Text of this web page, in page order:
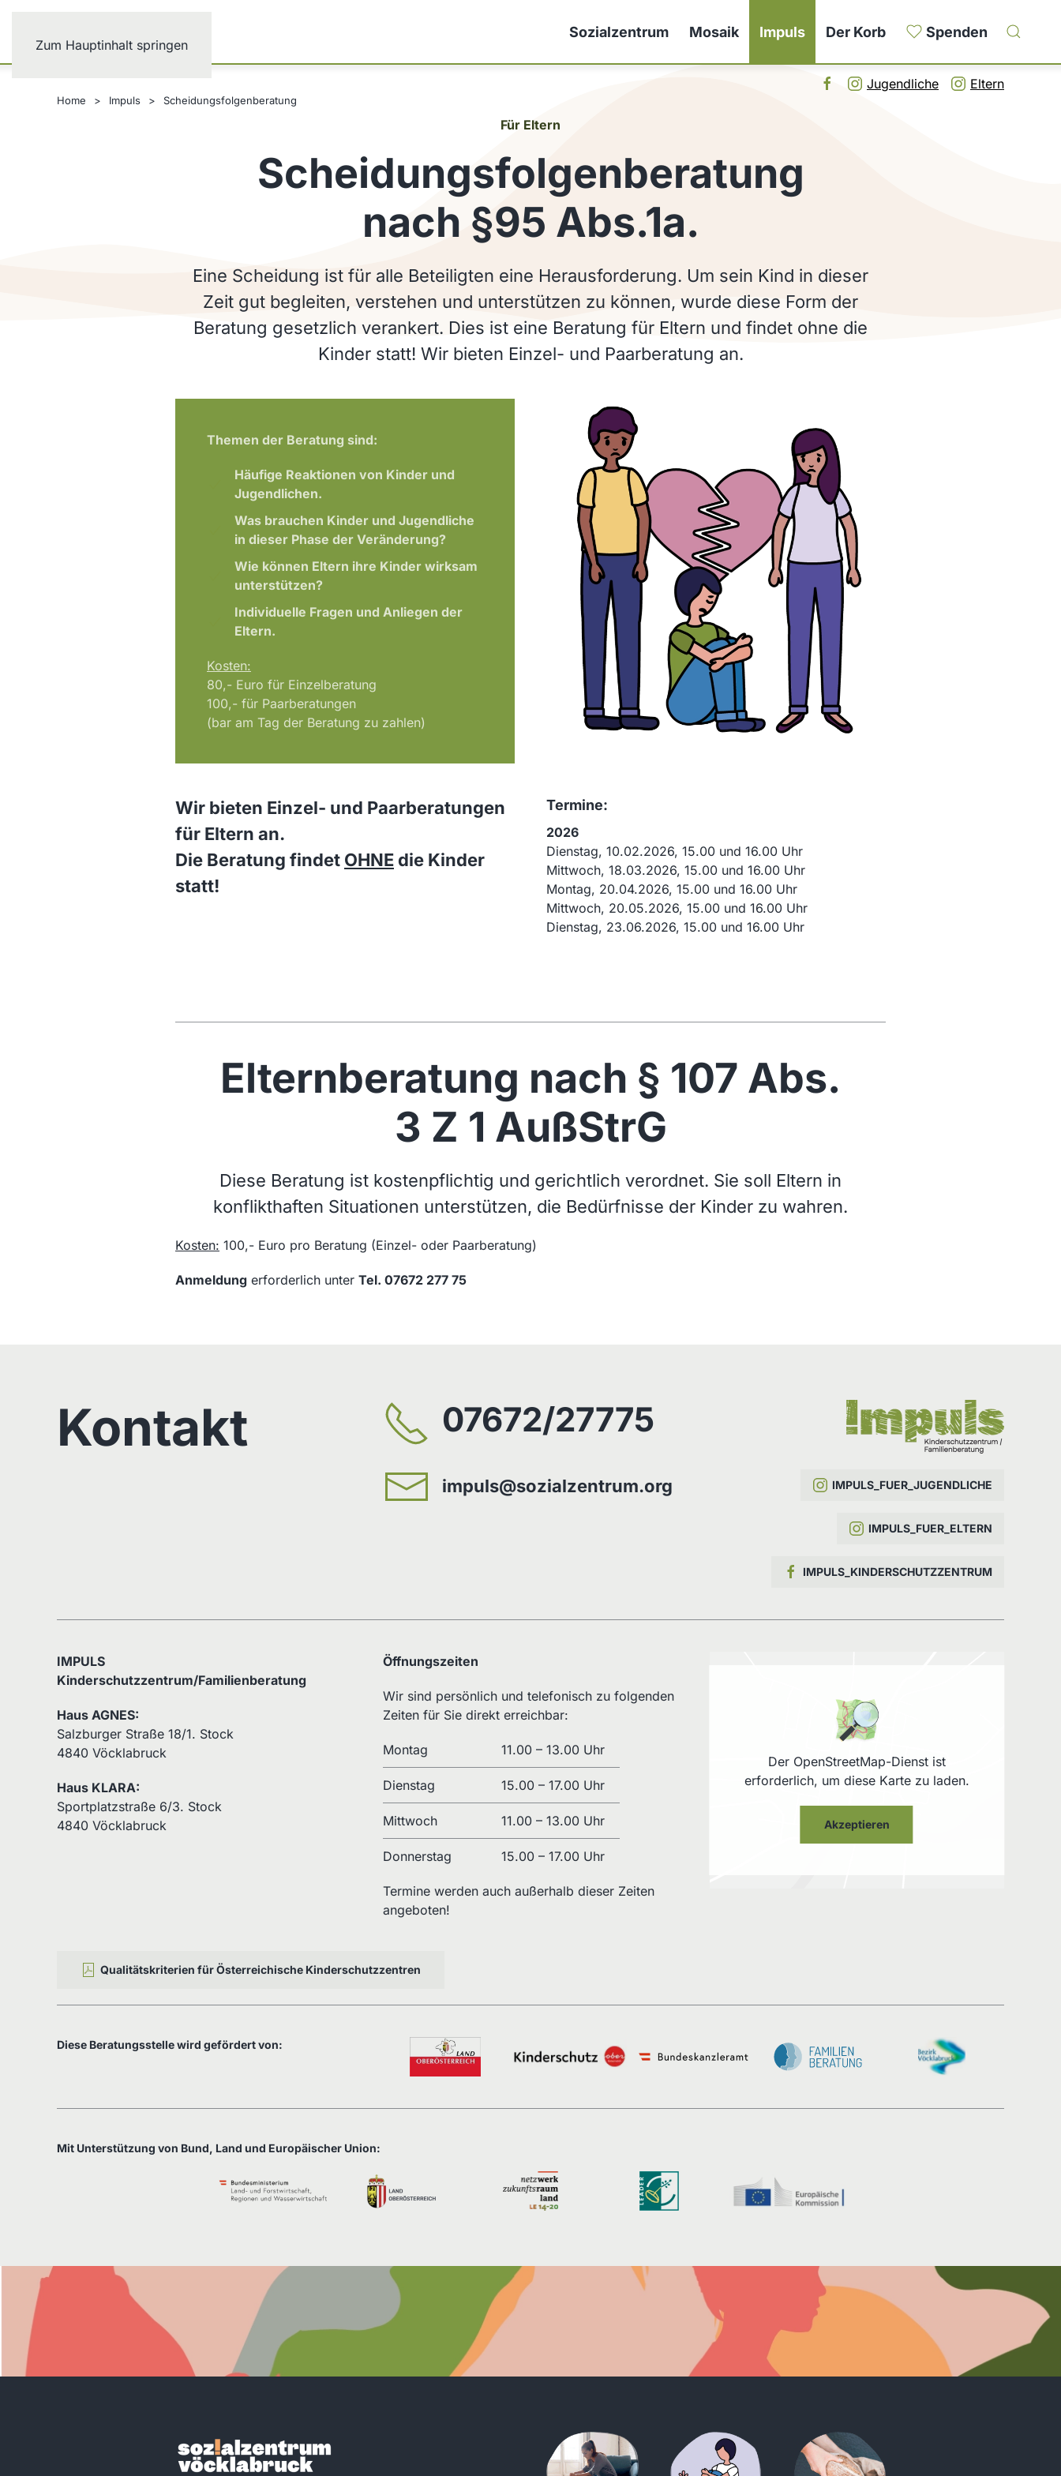
Zum Hauptinhalt springen
Sozialzentrum Mosaik Impuls Der Korb Spenden
Jugendliche Eltern
Home Impuls Scheidungsfolgenberatung
Für Eltern
Scheidungsfolgenberatung
nach §95 Abs.1a.
Eine Scheidung ist für alle Beteiligten eine Herausforderung. Um sein Kind in dieser
Zeit gut begleiten, verstehen und unterstützen zu können, wurde diese Form der
Beratung gesetzlich verankert. Dies ist eine Beratung für Eltern und findet ohne die
Kinder statt! Wir bieten Einzel- und Paarberatung an.
Themen der Beratung sind:
Häufige Reaktionen von Kinder und
Jugendlichen.
Was brauchen Kinder und Jugendliche
in dieser Phase der Veränderung?
Wie können Eltern ihre Kinder wirksam
unterstützen?
Individuelle Fragen und Anliegen der
Eltern.
Kosten:
80,- Euro für Einzelberatung
100,- für Paarberatungen
(bar am Tag der Beratung zu zahlen)
Wir bieten Einzel- und Paarberatungen
für Eltern an.
Die Beratung findet OHNE die Kinder
statt!
Termine:
2026
Dienstag, 10.02.2026, 15.00 und 16.00 Uhr
Mittwoch, 18.03.2026, 15.00 und 16.00 Uhr
Montag, 20.04.2026, 15.00 und 16.00 Uhr
Mittwoch, 20.05.2026, 15.00 und 16.00 Uhr
Dienstag, 23.06.2026, 15.00 und 16.00 Uhr
Elternberatung nach § 107 Abs.
3 Z 1 AußStrG
Diese Beratung ist kostenpflichtig und gerichtlich verordnet. Sie soll Eltern in
konflikthaften Situationen unterstützen, die Bedürfnisse der Kinder zu wahren.
Kosten: 100,- Euro pro Beratung (Einzel- oder Paarberatung)
Anmeldung erforderlich unter Tel. 07672 277 75
Kontakt 07672/27775
impuls@sozialzentrum.org IMPULS_FUER_JUGENDLICHE
IMPULS_FUER_ELTERN
IMPULS_KINDERSCHUTZZENTRUM
IMPULS
Kinderschutzzentrum/Familienberatung
Haus AGNES:
Salzburger Straße 18/1. Stock
4840 Vöcklabruck
Haus KLARA:
Sportplatzstraße 6/3. Stock
4840 Vöcklabruck
Öffnungszeiten
Wir sind persönlich und telefonisch zu folgenden
Zeiten für Sie direkt erreichbar:
Montag 11.00 – 13.00 Uhr
Dienstag 15.00 – 17.00 Uhr
Mittwoch 11.00 – 13.00 Uhr
Donnerstag 15.00 – 17.00 Uhr
Termine werden auch außerhalb dieser Zeiten
angeboten!
Der OpenStreetMap-Dienst ist
erforderlich, um diese Karte zu laden.
Akzeptieren
Qualitätskriterien für Österreichische Kinderschutzzentren
Diese Beratungsstelle wird gefördert von:
Mit Unterstützung von Bund, Land und Europäischer Union: